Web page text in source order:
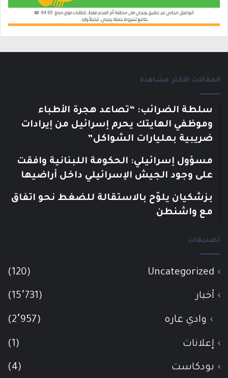
المقالات الأكثر مشاهدة
سلطة الضرائب: “تصاعد هجرة الأطباء
وموظفي الهايتك يحرم إسرائيل من إيرادات
ضريبية بمليارات الشواكل”
مسؤول إسرائيلي: الحكومة اللبنانية وافقت
على وجود الجيش الإسرائيلي داخل أراضيها
بزشكيان يلوّح بالاستقالة للضغط نحو اتفاق
مع واشنطن
تصنيفات
Uncategorized
(120)
أخبار (15٬731)
وادي عاره (2٬957)
إعلانات (1)
بودكاست (4)